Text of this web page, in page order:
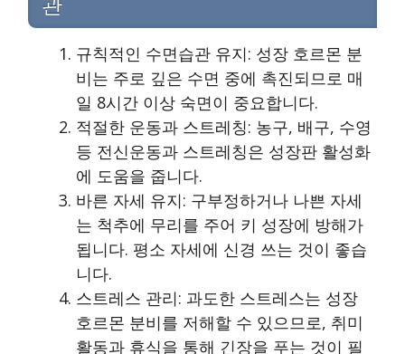
관
규칙적인 수면습관 유지: 성장 호르몬 분
비는 주로 깊은 수면 중에 촉진되므로 매
일 8시간 이상 숙면이 중요합니다.
적절한 운동과 스트레칭: 농구, 배구, 수영
등 전신운동과 스트레칭은 성장판 활성화
에 도움을 줍니다.
바른 자세 유지: 구부정하거나 나쁜 자세
는 척추에 무리를 주어 키 성장에 방해가
됩니다. 평소 자세에 신경 쓰는 것이 좋습
니다.
스트레스 관리: 과도한 스트레스는 성장
호르몬 분비를 저해할 수 있으므로, 취미
활동과 휴식을 통해 긴장을 푸는 것이 필